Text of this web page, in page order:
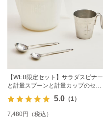
【WEB限定セット】サラダスピナー
と計量スプーンと計量カップのセッ
5.0（1）
7,480円（税込）